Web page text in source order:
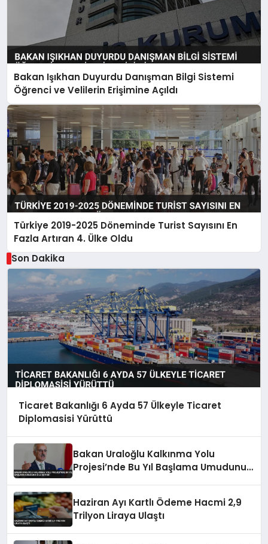
Bakan Işıkhan Duyurdu Danışman Bilgi Sistemi
Öğrenci ve Velilerin Erişimine Açıldı
Türkiye 2019-2025 Döneminde Turist Sayısını En
Fazla Artıran 4. Ülke Oldu
Son Dakika
Ticaret Bakanlığı 6 Ayda 57 Ülkeyle Ticaret
Diplomasisi Yürüttü
Bakan Uraloğlu Kalkınma Yolu
Projesi’nde Bu Yıl Başlama Umudunu
Haziran Ayı Kartlı Ödeme Hacmi 2,9
Trilyon Liraya Ulaştı